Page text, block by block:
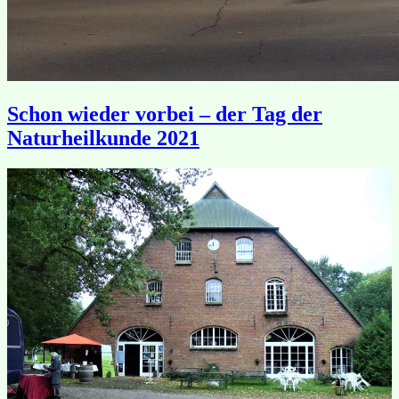
Schon wieder vorbei – der Tag der
Naturheilkunde 2021